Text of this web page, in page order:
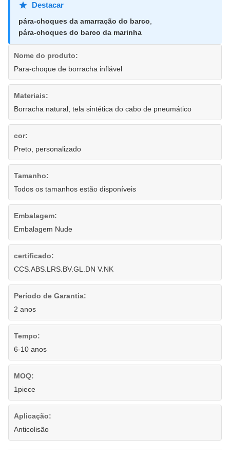
Destacar
pára-choques da amarração do barco
pára-choques do barco da marinha
Nome do produto:
Para-choque de borracha inflável
Materiais:
Borracha natural, tela sintética do cabo de pneumático
cor:
Preto, personalizado
Tamanho:
Todos os tamanhos estão disponíveis
Embalagem:
Embalagem Nude
certificado:
CCS.ABS.LRS.BV.GL.DN V.NK
Período de Garantia:
2 anos
Tempo:
6-10 anos
MOQ:
1piece
Aplicação:
Anticolisão